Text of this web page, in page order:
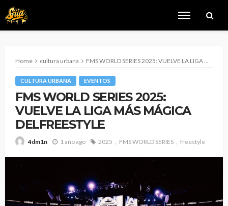
Home cultura urbana FMS WORLD SERIES 2025: VUELVE LA LIGA MÁS MÁGICA DELFREESTYLE
CULTURA URBANA EVENTOS
FMS WORLD SERIES 2025:
VUELVE LA LIGA MÁS MÁGICA
DELFREESTYLE
4dm1n 1 año ago 2025 FMS WORLD SERIES freestyle